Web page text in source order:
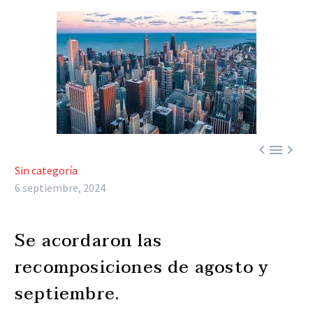

Sin categoría
6 septiembre, 2024
Se acordaron las
recomposiciones de agosto y
septiembre.